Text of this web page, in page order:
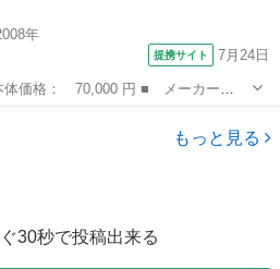
年
提携サイト 7月24日
ーヴ ■ グレード名： カスタム
トキー １５インチアルミホイー
もっと見る
30秒で投稿出来る